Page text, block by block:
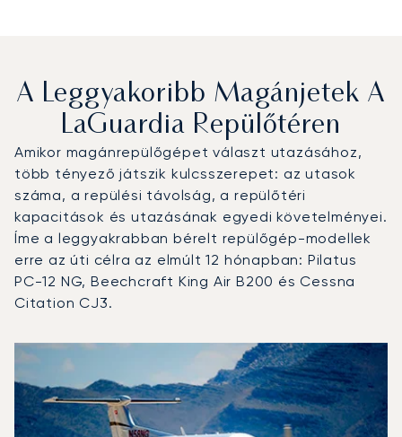
A Leggyakoribb Magánjetek A
LaGuardia Repülőtéren
Amikor magánrepülőgépet választ utazásához,
több tényező játszik kulcsszerepet: az utasok
száma, a repülési távolság, a repülőtéri
kapacitások és utazásának egyedi követelményei.
Íme a leggyakrabban bérelt repülőgép-modellek
erre az úti célra az elmúlt 12 hónapban: Pilatus
PC-12 NG, Beechcraft King Air B200 és Cessna
Citation CJ3.
Repülőgép fotója
Repülőgép-típus
Ülőhelyek
Sebesség (km/h)
Sebesség (csomó)Hatótávolság (km)
Hatótávolság (NM)